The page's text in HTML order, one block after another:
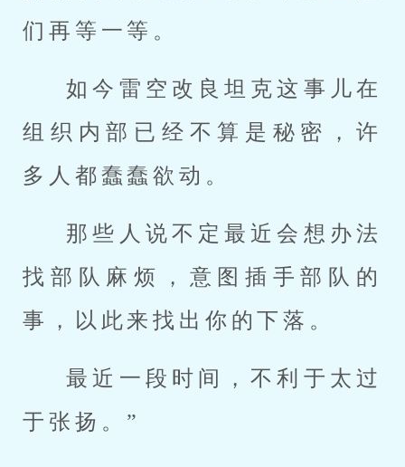
们再等一等。
如今雷空改良坦克这事儿在
组织内部已经不算是秘密，许
多人都蠢蠢欲动。
那些人说不定最近会想办法
找部队麻烦，意图插手部队的
事，以此来找出你的下落。
最近一段时间，不利于太过
于张扬。”